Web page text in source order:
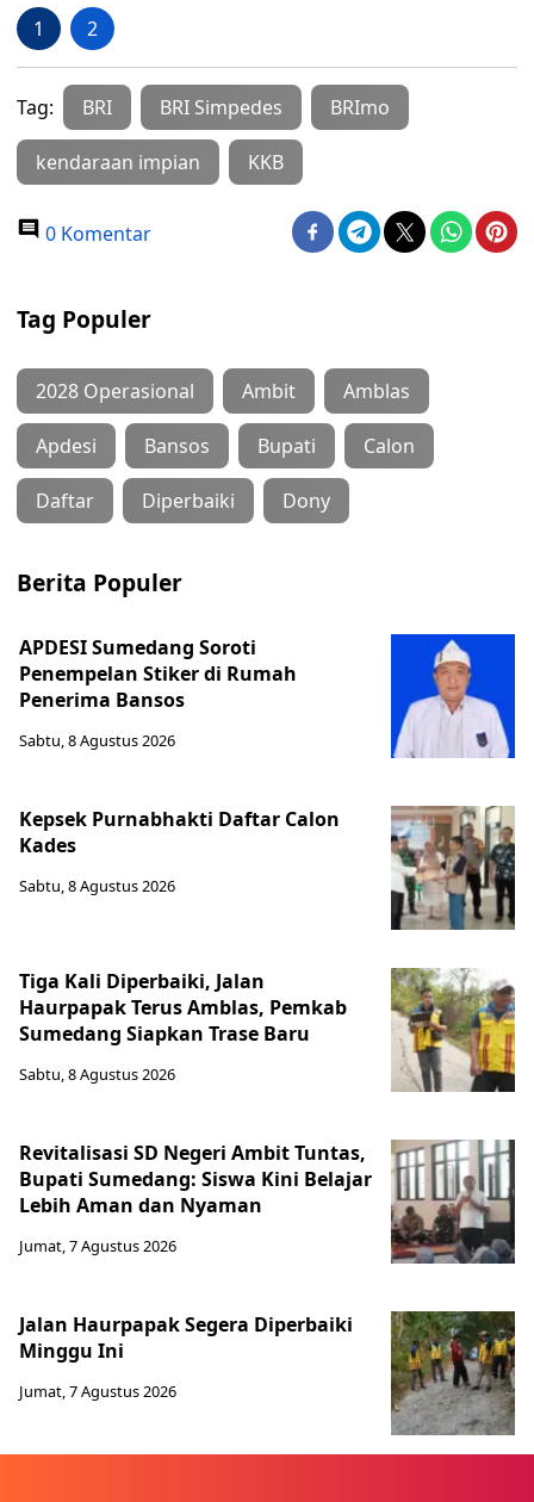
1 2
Tag: BRI BRI Simpedes BRImo
kendaraan impian KKB
0 Komentar
Tag Populer
2028 Operasional Ambit Amblas
Apdesi Bansos Bupati Calon
Daftar Diperbaiki Dony
Berita Populer
APDESI Sumedang Soroti
Penempelan Stiker di Rumah
Penerima Bansos
Sabtu, 8 Agustus 2026
Kepsek Purnabhakti Daftar Calon
Kades
Sabtu, 8 Agustus 2026
Tiga Kali Diperbaiki, Jalan
Haurpapak Terus Amblas, Pemkab
Sumedang Siapkan Trase Baru
Sabtu, 8 Agustus 2026
Revitalisasi SD Negeri Ambit Tuntas,
Bupati Sumedang: Siswa Kini Belajar
Lebih Aman dan Nyaman
Jumat, 7 Agustus 2026
Jalan Haurpapak Segera Diperbaiki
Minggu Ini
Jumat, 7 Agustus 2026